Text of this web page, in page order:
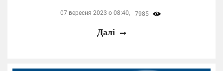
07 вересня 2023 о 08:40, 7985
Далі